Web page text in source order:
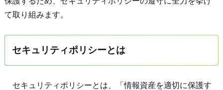
て取り組みます。
セキュリティポリシーとは
セキュリティポリシーとは、「情報資産を適切に保護す